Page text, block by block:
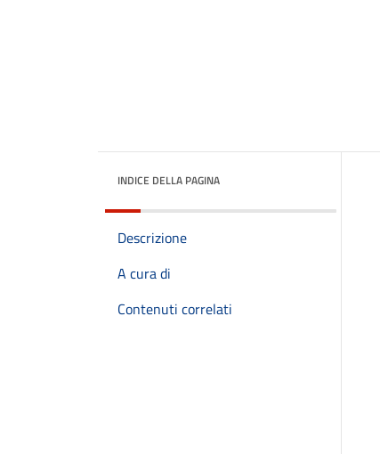
INDICE DELLA PAGINA
Descrizione
A cura di
Contenuti correlati